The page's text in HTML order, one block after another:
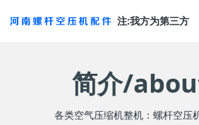
注:我方为第三方
简介/
各类空气压缩机整机：螺杆空压机